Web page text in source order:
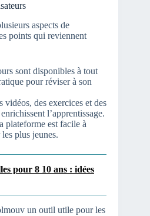
aspects de
points qui reviennent
sont disponibles à tout
pour réviser à son
vidéos, des exercices et des
l’apprentissage.
plateforme est facile à
plus jeunes.
pour 8 10 ans : idées
un outil utile pour les